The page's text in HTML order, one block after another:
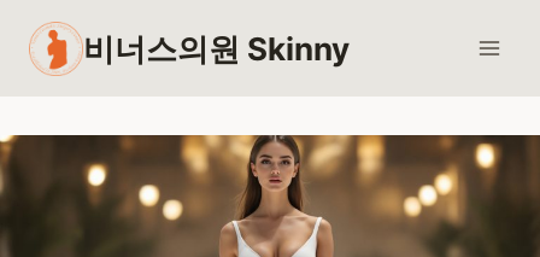
content
비너스의원 Skinny